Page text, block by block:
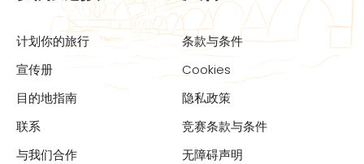
计划你的旅行
宣传册
目的地指南
联系
与我们合作
条款与条件
Cookies
隐私政策
竞赛条款与条件
无障碍声明